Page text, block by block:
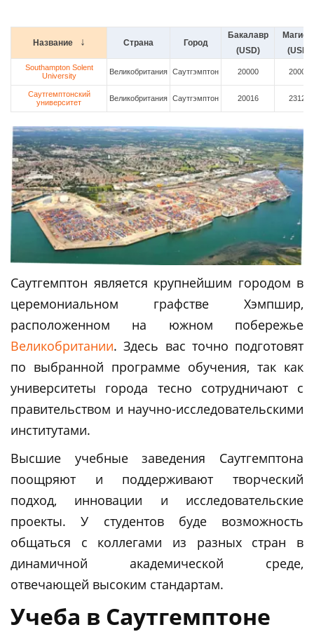
Название Страна Город
Бакалавр
(USD)
(USD)
Southampton Solent
University
Великобритания Саутгэмптон 20000 20000
Саутгемптонский
университет
Великобритания Саутгэмптон 20016 23128
Саутгемптон является крупнейшим городом в
церемониальном графстве Хэмпшир,
расположенном на южном побережье
Великобритании. Здесь вас точно подготовят
по выбранной программе обучения, так как
университеты города тесно сотрудничают с
правительством и научно-исследовательскими
институтами.
Высшие учебные заведения Саутгемптона
поощряют и поддерживают творческий
подход, инновации и исследовательские
проекты. У студентов буде возможность
общаться с коллегами из разных стран в
динамичной академической среде,
отвечающей высоким стандартам.
Учеба в Саутгемптоне